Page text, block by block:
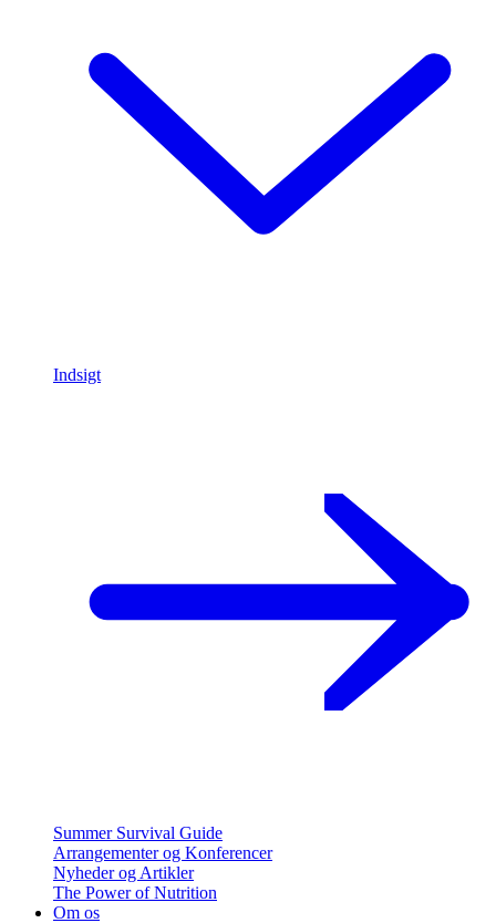
Indsigt
Summer Survival Guide
Arrangementer og Konferencer
Nyheder og Artikler
The Power of Nutrition
Om os